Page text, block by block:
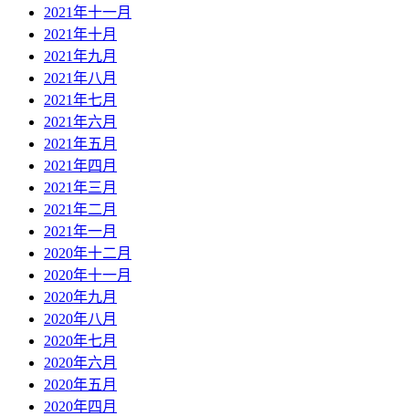
2021年十一月
2021年十月
2021年九月
2021年八月
2021年七月
2021年六月
2021年五月
2021年四月
2021年三月
2021年二月
2021年一月
2020年十二月
2020年十一月
2020年九月
2020年八月
2020年七月
2020年六月
2020年五月
2020年四月